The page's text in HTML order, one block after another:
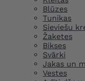
Blūzes
Tunikas
Sieviešu
Žaketes
Bikses
Svārki
Jakas un
Vestes